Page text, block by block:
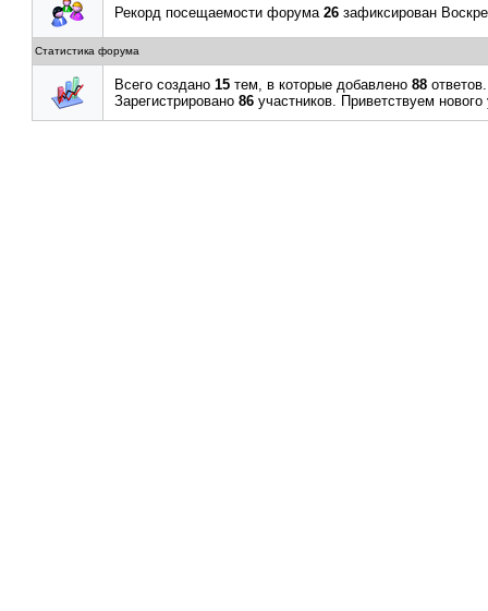
Рекорд посещаемости форума26 зафиксирован
Статистика форума
Всего создано15 тем, в которые добавлено88 ответов.
Зарегистрировано86 участников. Приветствуем